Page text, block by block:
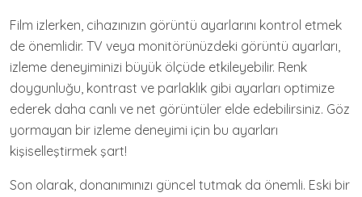
Film izlerken, cihazınızın görüntü ayarlarını kontrol etmek
de önemlidir. TV veya monitörünüzdeki görüntü ayarları,
izleme deneyiminizi büyük ölçüde etkileyebilir. Renk
doygunluğu, kontrast ve parlaklık gibi ayarları optimize
ederek daha canlı ve net görüntüler elde edebilirsiniz. Göz
yormayan bir izleme deneyimi için bu ayarları
kişiselleştirmek şart!
Son olarak, donanımınızı güncel tutmak da önemli. Eski bir